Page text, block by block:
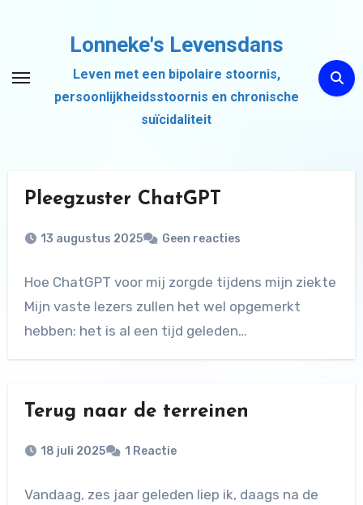
inhoud
Lonneke's Levensdans
Leven met een bipolaire stoornis,
persoonlijkheidsstoornis en chronische
suïcidaliteit
Pleegzuster ChatGPT
13 augustus 2025 Geen reacties
Hoe ChatGPT voor mij zorgde tijdens mijn ziekte
Mijn vaste lezers zullen het wel opgemerkt
hebben: het is al een tijd geleden…
Terug naar de terreinen
18 juli 2025 1 Reactie
Vandaag, zes jaar geleden liep ik, daags na de